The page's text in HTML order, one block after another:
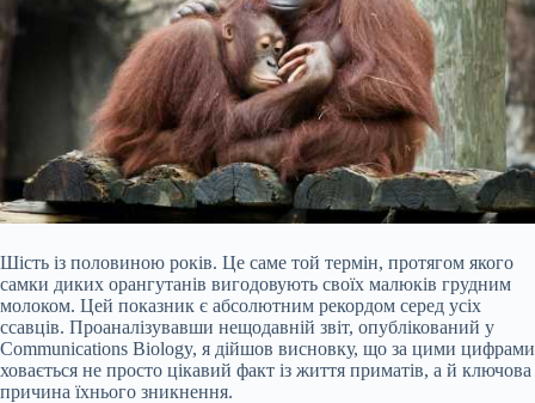
Шість із половиною років. Це саме той термін, протягом якого
самки диких орангутанів вигодовують своїх малюків грудним
молоком. Цей показник є абсолютним рекордом серед усіх
ссавців. Проаналізувавши нещодавній звіт, опублікований у
Communications Biology, я дійшов висновку, що за цими цифрами
ховається не просто цікавий факт із життя приматів, а й ключова
причина їхнього зникнення.